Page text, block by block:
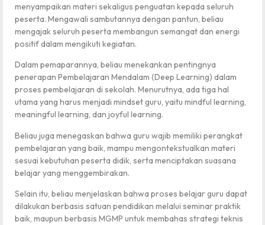
menyampaikan materi sekaligus penguatan kepada seluruh
peserta. Mengawali sambutannya dengan pantun, beliau
mengajak seluruh peserta membangun semangat dan energi
positif dalam mengikuti kegiatan.
Dalam pemaparannya, beliau menekankan pentingnya
penerapan Pembelajaran Mendalam (Deep Learning) dalam
proses pembelajaran di sekolah. Menurutnya, ada tiga hal
utama yang harus menjadi mindset guru, yaitu mindful learning,
meaningful learning, dan joyful learning.
Beliau juga menegaskan bahwa guru wajib memiliki perangkat
pembelajaran yang baik, mampu mengontekstualkan materi
sesuai kebutuhan peserta didik, serta menciptakan suasana
belajar yang menggembirakan.
Selain itu, beliau menjelaskan bahwa proses belajar guru dapat
dilakukan berbasis satuan pendidikan melalui seminar praktik
baik, maupun berbasis MGMP untuk membahas strategi teknis